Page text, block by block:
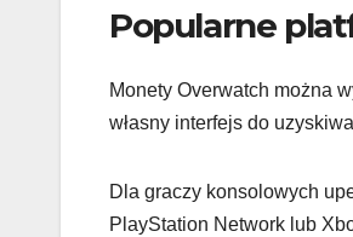
Popularne
Monety Overwatch można
własny interfejs do
Dla graczy konsolowych
PlayStation Network lub